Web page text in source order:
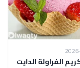
الفراولة الدايت